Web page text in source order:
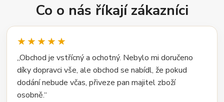
Co o nás říkají zákazníci
★★★★★
„Obchod je vstřícný a ochotný. Nebylo mi doručeno
díky dopravci vše, ale obchod se nabídl, že pokud
dodání nebude včas, přiveze pan majitel zboží
osobně.“